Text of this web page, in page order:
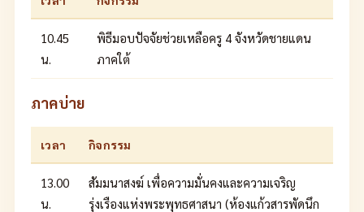
10.45
น.
พิธีมอบปัจจัยช่วยเหลือครู 4 จังหวัดชายแดน
ภาคใต้
ภาคบ่าย
เวลา กิจกรรม
13.00
น.
สัมมนาสงฆ์ เพื่อความมั่นคงและความเจริญ
รุ่งเรืองแห่งพระพุทธศาสนา (ห้องแก้วสารพัดนึก